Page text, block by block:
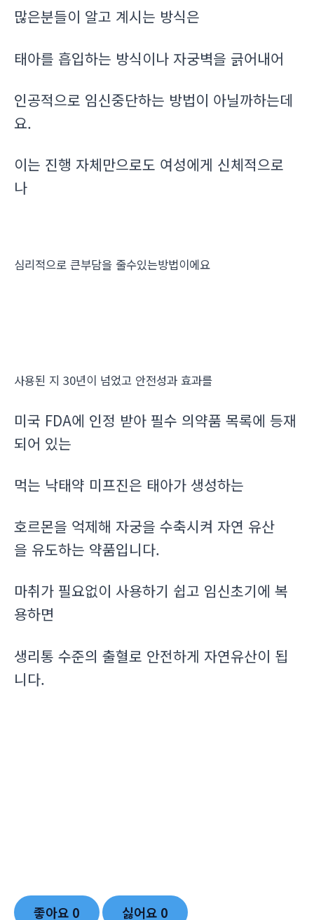
많은분들이 알고 계시는 방식은
태아를 흡입하는 방식이나 자궁벽을 긁어내어
인공적으로 임신중단하는 방법이 아닐까하는데
요.
이는 진행 자체만으로도 여성에게 신체적으로
나
심리적으로 큰부담을 줄수있는방법이에요
사용된 지 30년이 넘었고 안전성과 효과를
미국 FDA에 인정 받아 필수 의약품 목록에 등재
되어 있는
먹는 낙태약 미프진은 태아가 생성하는
호르몬을 억제해 자궁을 수축시켜 자연 유산
을 유도하는 약품입니다.
마취가 필요없이 사용하기 쉽고 임신초기에 복
용하면
생리통 수준의 출혈로 안전하게 자연유산이 됩
니다.
좋아요 0 싫어요 0